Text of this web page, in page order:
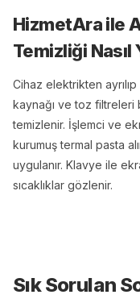
HizmetAra ile
Temizliği Nasıl
Cihaz elektrikten
kaynağı ve toz filtreleri
temizlenir. İşlemci ve
kurumuş termal pasta
uygulanır. Klavye ile
sıcaklıklar gözlenir.
Sık Sorulan